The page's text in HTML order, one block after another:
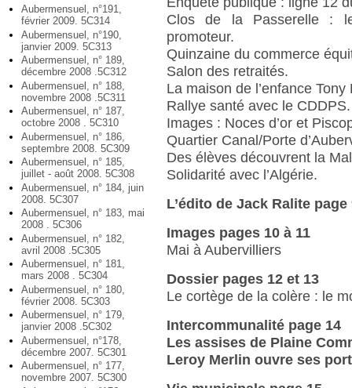
Aubermensuel, n°191,
février 2009. 5C314
Aubermensuel, n°190,
janvier 2009. 5C313
Aubermensuel, n° 189,
décembre 2008 .5C312
Aubermensuel, n° 188,
novembre 2008 .5C311
Aubermensuel, n° 187,
octobre 2008 . 5C310
Aubermensuel, n° 186,
septembre 2008. 5C309
Aubermensuel, n° 185,
juillet - août 2008. 5C308
Aubermensuel, n° 184, juin
2008. 5C307
Aubermensuel, n° 183, mai
2008 . 5C306
Aubermensuel, n° 182,
avril 2008 .5C305
Aubermensuel, n° 181,
mars 2008 . 5C304
Aubermensuel, n° 180,
février 2008. 5C303
Aubermensuel, n° 179,
janvier 2008 .5C302
Aubermensuel, n°178,
décembre 2007. 5C301
Aubermensuel, n° 177,
novembre 2007. 5C300
Clos de la Passerelle :
promoteur.
Quinzaine du commerce
Salon des retraités.
La maison de l’enfance Tony
Rallye santé avec le CDDPS.
Images : Noces d’or et
Quartier Canal/Porte
Des élèves découvrent la
Solidarité avec l’Algérie.
L’édito de Jack Ralite page
Images pages 10 à 11
Mai à Aubervilliers
Dossier pages 12 et 13
Le cortège de la colère : le
Intercommunalité page 14
Les assises de Plaine
Leroy Merlin ouvre ses